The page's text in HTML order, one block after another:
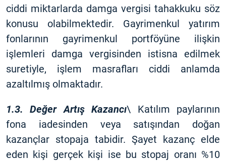
ciddi miktarlarda damga vergisi tahakkuku söz
konusu olabilmektedir. Gayrimenkul yatırım
fonlarının gayrimenkul portföyüne ilişkin
işlemleri damga vergisinden istisna edilmek
suretiyle, işlem masrafları ciddi anlamda
azaltılmış olmaktadır.
1.3. Değer Artış Kazancı\ Katılım paylarının
fona iadesinden veya satışından doğan
kazançlar stopaja tabidir. Şayet kazanç elde
eden kişi gerçek kişi ise bu stopaj oranı %10